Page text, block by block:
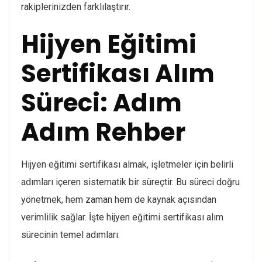
rakiplerinizden farklılaştırır.
Hijyen Eğitimi
Sertifikası Alım
Süreci: Adım
Adım Rehber
Hijyen eğitimi sertifikası almak, işletmeler için belirli
adımları içeren sistematik bir süreçtir. Bu süreci doğru
yönetmek, hem zaman hem de kaynak açısından
verimlilik sağlar. İşte hijyen eğitimi sertifikası alım
sürecinin temel adımları: